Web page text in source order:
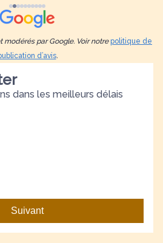
. Votre
nous ont été d'un
toute notre gratitude. Gilles
modérés par Google. Voir notrepolitique de
d’avis.
dans les meilleurs délais
Suivant